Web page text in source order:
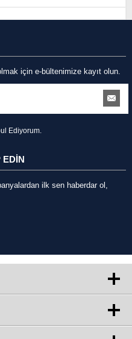
için e-bültenimize kayıt olun.
Ediyorum.
EDİN
ilk sen haberdar ol,